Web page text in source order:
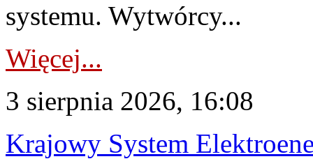
systemu. Wytwórcy...
Więcej...
3 sierpnia 2026, 16:08
Krajowy System